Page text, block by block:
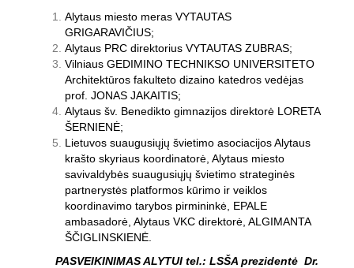
Alytaus miesto meras VYTAUTAS
GRIGARAVIČIUS;
Alytaus PRC direktorius VYTAUTAS ZUBRAS;
Vilniaus GEDIMINO TECHNIKSO UNIVERSITETO
Architektūros fakulteto dizaino katedros vedėjas
prof. JONAS JAKAITIS;
Alytaus šv. Benedikto gimnazijos direktorė LORETA
ŠERNIENĖ;
Lietuvos suaugusiųjų švietimo asociacijos Alytaus
krašto skyriaus koordinatorė, Alytaus miesto
savivaldybės suaugusiųjų švietimo strateginės
partnerystės platformos kūrimo ir veiklos
koordinavimo tarybos pirmininkė, EPALE
ambasadorė, Alytaus VKC direktorė, ALGIMANTA
ŠČIGLINSKIENĖ.
PASVEIKINIMAS ALYTUI tel.: LSŠA prezidentė Dr.